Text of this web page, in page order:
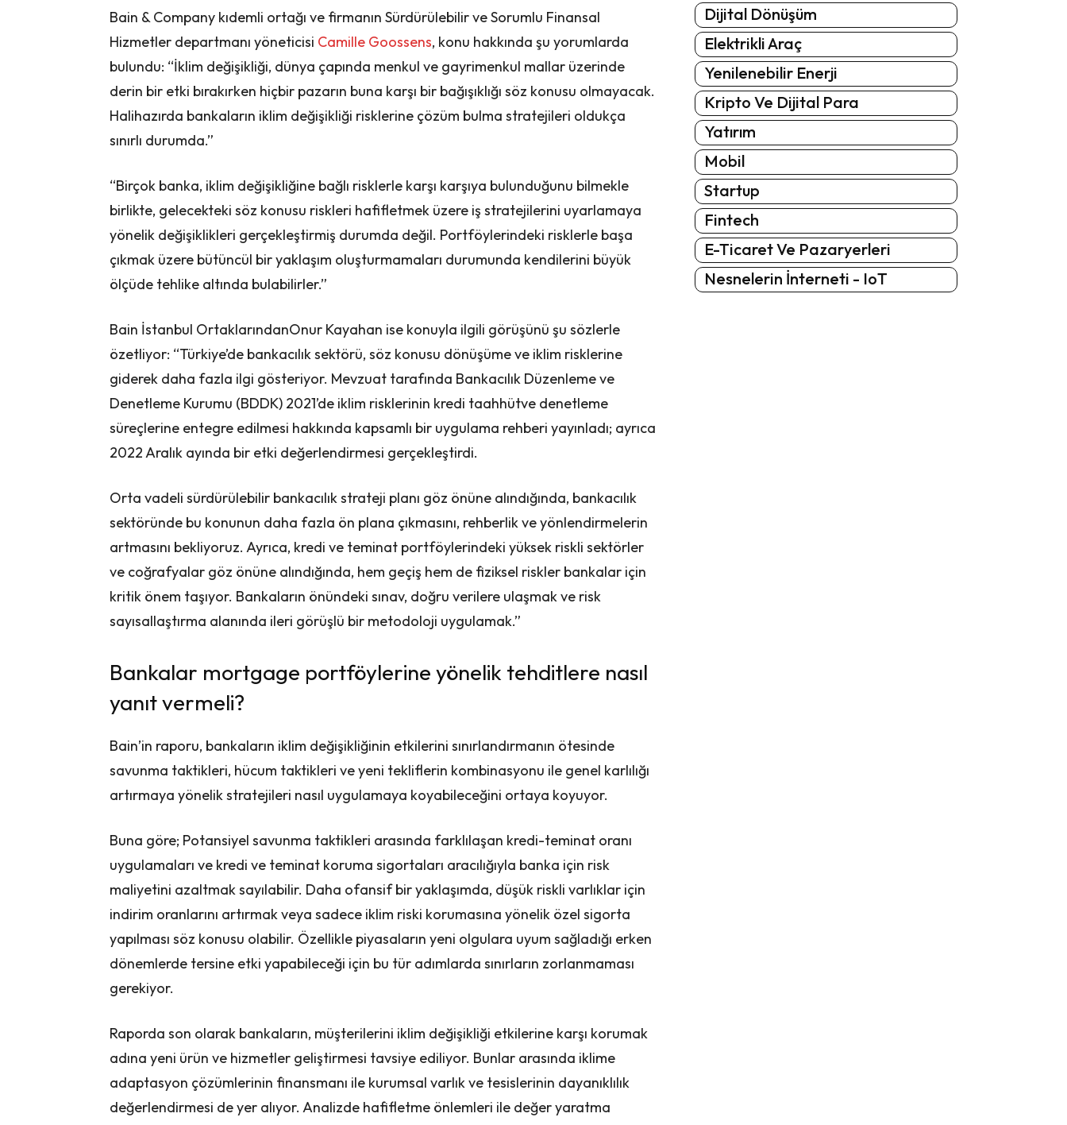
Bain & Company kıdemli ortağı ve firmanın Sürdürülebilir ve Sorumlu Finansal
Hizmetler departmanı yöneticisi Camille Goossens, konu hakkında şu yorumlarda
bulundu: “İklim değişikliği, dünya çapında menkul ve gayrimenkul mallar üzerinde
derin bir etki bırakırken hiçbir pazarın buna karşı bir bağışıklığı söz konusu olmayacak.
Halihazırda bankaların iklim değişikliği risklerine çözüm bulma stratejileri oldukça
sınırlı durumda.”
“Birçok banka, iklim değişikliğine bağlı risklerle karşı karşıya bulunduğunu bilmekle
birlikte, gelecekteki söz konusu riskleri hafifletmek üzere iş stratejilerini uyarlamaya
yönelik değişiklikleri gerçekleştirmiş durumda değil. Portföylerindeki risklerle başa
çıkmak üzere bütüncül bir yaklaşım oluşturmamaları durumunda kendilerini büyük
ölçüde tehlike altında bulabilirler.”
Bain İstanbul OrtaklarındanOnur Kayahan ise konuyla ilgili görüşünü şu sözlerle
özetliyor: “Türkiye’de bankacılık sektörü, söz konusu dönüşüme ve iklim risklerine
giderek daha fazla ilgi gösteriyor. Mevzuat tarafında Bankacılık Düzenleme ve
Denetleme Kurumu (BDDK) 2021’de iklim risklerinin kredi taahhütve denetleme
süreçlerine entegre edilmesi hakkında kapsamlı bir uygulama rehberi yayınladı; ayrıca
2022 Aralık ayında bir etki değerlendirmesi gerçekleştirdi.
Orta vadeli sürdürülebilir bankacılık strateji planı göz önüne alındığında, bankacılık
sektöründe bu konunun daha fazla ön plana çıkmasını, rehberlik ve yönlendirmelerin
artmasını bekliyoruz. Ayrıca, kredi ve teminat portföylerindeki yüksek riskli sektörler
ve coğrafyalar göz önüne alındığında, hem geçiş hem de fiziksel riskler bankalar için
kritik önem taşıyor. Bankaların önündeki sınav, doğru verilere ulaşmak ve risk
sayısallaştırma alanında ileri görüşlü bir metodoloji uygulamak.”
Bankalar mortgage portföylerine yönelik tehditlere nasıl
yanıt vermeli?
Bain’in raporu, bankaların iklim değişikliğinin etkilerini sınırlandırmanın ötesinde
savunma taktikleri, hücum taktikleri ve yeni tekliflerin kombinasyonu ile genel karlılığı
artırmaya yönelik stratejileri nasıl uygulamaya koyabileceğini ortaya koyuyor.
Buna göre; Potansiyel savunma taktikleri arasında farklılaşan kredi-teminat oranı
uygulamaları ve kredi ve teminat koruma sigortaları aracılığıyla banka için risk
maliyetini azaltmak sayılabilir. Daha ofansif bir yaklaşımda, düşük riskli varlıklar için
indirim oranlarını artırmak veya sadece iklim riski korumasına yönelik özel sigorta
yapılması söz konusu olabilir. Özellikle piyasaların yeni olgulara uyum sağladığı erken
dönemlerde tersine etki yapabileceği için bu tür adımlarda sınırların zorlanmaması
gerekiyor.
Raporda son olarak bankaların, müşterilerini iklim değişikliği etkilerine karşı korumak
adına yeni ürün ve hizmetler geliştirmesi tavsiye ediliyor. Bunlar arasında iklime
adaptasyon çözümlerinin finansmanı ile kurumsal varlık ve tesislerinin dayanıklılık
değerlendirmesi de yer alıyor. Analizde hafifletme önlemleri ile değer yaratma
Dijital Dönüşüm
Elektrikli Araç
Yenilenebilir Enerji
Kripto Ve Dijital Para
Yatırım
Mobil
Startup
Fintech
E-Ticaret Ve Pazaryerleri
Nesnelerin İnterneti - IoT